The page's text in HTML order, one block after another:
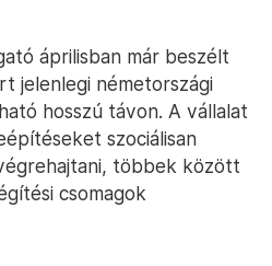
áprilisban már beszélt
jelenlegi németországi
hosszú távon. A vállalat
szociálisan
többek között
csomagok